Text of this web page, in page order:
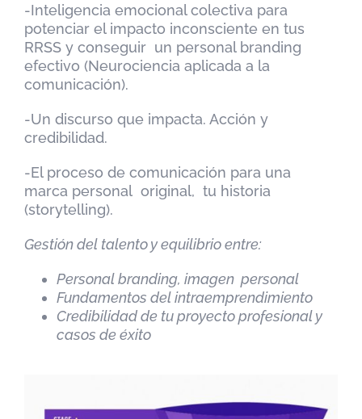
-Inteligencia emocional colectiva para
potenciar el impacto inconsciente en tus
RRSS y conseguir un personal branding
efectivo (Neurociencia aplicada a la
comunicación).
-Un discurso que impacta. Acción y
credibilidad.
-El proceso de comunicación para una
marca personal original, tu historia
(storytelling).
Gestión del talento yequilibrio entre:
Personal branding, imagen personal
Fundamentos delintraemprendimiento
Credibilidad de tu proyecto profesional y
casos deéxito